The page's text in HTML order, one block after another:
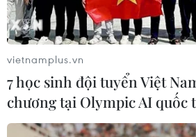
vietnamplus.vn
7 học sinh đội tuyển Việt
chương tại Olympic AI quốc